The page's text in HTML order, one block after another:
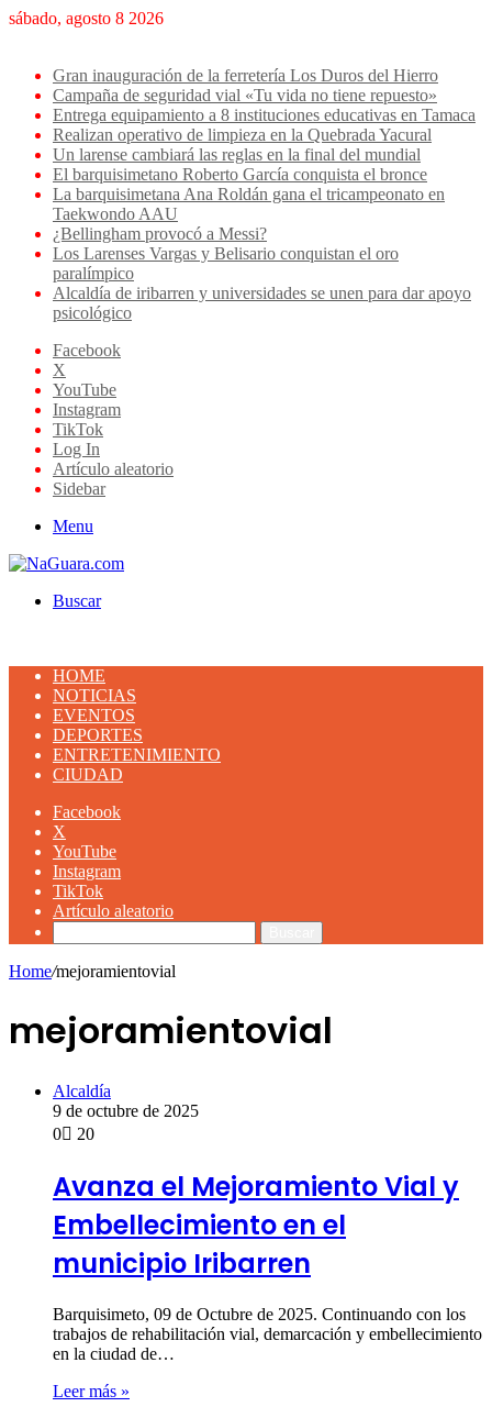
sábado, agosto 8 2026
Gran inauguración de la ferretería Los Duros del Hierro
Campaña de seguridad vial «Tu vida no tiene repuesto»
Entrega equipamiento a 8 instituciones educativas en Tamaca
Realizan operativo de limpieza en la Quebrada Yacural
Un larense cambiará las reglas en la final del mundial
El barquisimetano Roberto García conquista el bronce
La barquisimetana Ana Roldán gana el tricampeonato en
Taekwondo AAU
¿Bellingham provocó a Messi?
Los Larenses Vargas y Belisario conquistan el oro
paralímpico
Alcaldía de iribarren y universidades se unen para dar apoyo
psicológico
Facebook
X
YouTube
Instagram
TikTok
Log In
Artículo aleatorio
Sidebar
Menu
Buscar
HOME
NOTICIAS
EVENTOS
DEPORTES
ENTRETENIMIENTO
CIUDAD
Facebook
X
YouTube
Instagram
TikTok
Artículo aleatorio
Home/mejoramientovial
mejoramientovial
Alcaldía
9 de octubre de 2025
0
20
Avanza el Mejoramiento Vial y
Embellecimiento en el
municipio Iribarren
Barquisimeto, 09 de Octubre de 2025. Continuando con los
trabajos de rehabilitación vial, demarcación y embellecimiento
en la ciudad de…
Leer más »